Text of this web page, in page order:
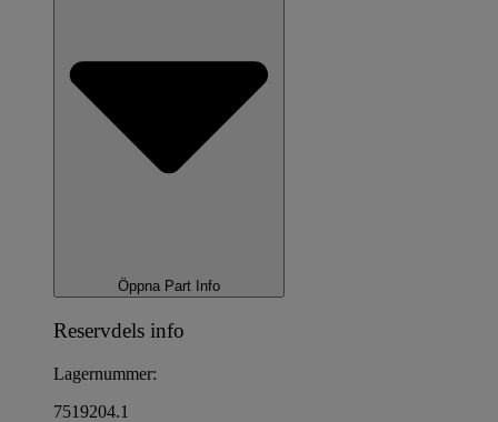
Öppna Part Info
Reservdels info
Lagernummer:
7519204.1